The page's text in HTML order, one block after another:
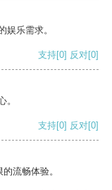
娱乐需求。
支持[0] 反对[0]
。
支持[0] 反对[0]
流畅体验。